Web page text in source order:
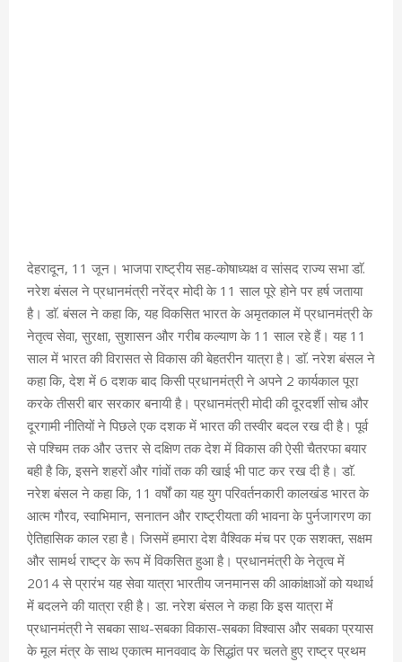
देहरादून, 11 जून। भाजपा राष्ट्रीय सह-कोषाध्यक्ष व सांसद राज्य सभा डाॅ.
नरेश बंसल ने प्रधानमंत्री नरेंद्र मोदी के 11 साल पूरे होने पर हर्ष जताया
है। डाॅ. बंसल ने कहा कि, यह विकसित भारत के अमृतकाल में प्रधानमंत्री के
नेतृत्व सेवा, सुरक्षा, सुशासन और गरीब कल्याण के 11 साल रहे हैं। यह 11
साल में भारत की विरासत से विकास की बेहतरीन यात्रा है। डाॅ. नरेश बंसल ने
कहा कि, देश में 6 दशक बाद किसी प्रधानमंत्री ने अपने 2 कार्यकाल पूरा
करके तीसरी बार सरकार बनायी है। प्रधानमंत्री मोदी की दूरदर्शी सोच और
दूरगामी नीतियों ने पिछले एक दशक में भारत की तस्वीर बदल रख दी है। पूर्व
से पश्चिम तक और उत्तर से दक्षिण तक देश में विकास की ऐसी चैतरफा बयार
बही है कि, इसने शहरों और गांवों तक की खाई भी पाट कर रख दी है। डाॅ.
नरेश बंसल ने कहा कि, 11 वर्षों का यह युग परिवर्तनकारी कालखंड भारत के
आत्म गौरव, स्वाभिमान, सनातन और राष्ट्रीयता की भावना के पुर्नजागरण का
ऐतिहासिक काल रहा है। जिसमें हमारा देश वैश्विक मंच पर एक सशक्त, सक्षम
और सामर्थ राष्ट्र के रूप में विकसित हुआ है। प्रधानमंत्री के नेतृत्व में
2014 से प्रारंभ यह सेवा यात्रा भारतीय जनमानस की आकांक्षाओं को यथार्थ
में बदलने की यात्रा रही है। डा. नरेश बंसल ने कहा कि इस यात्रा में
प्रधानमंत्री ने सबका साथ-सबका विकास-सबका विश्वास और सबका प्रयास
के मूल मंत्र के साथ एकात्म मानववाद के सिद्धांत पर चलते हुए राष्ट्र प्रथम